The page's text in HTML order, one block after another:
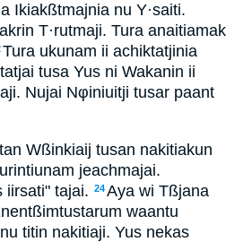
Ikiakßtmajnia nu Y·saiti.
T·rutmaji. Tura anaitiamak
Tura ukunam ii achiktatjinia
tusa Yus ni Wakanin ii
Nujai Nφiniuitji tusar paant
Wßinkiaij tusan nakitiakun
jeachmajai.
iirsati" tajai. 24Aya wi Tßjana
waantu
titin nakitiaji. Yus nekas